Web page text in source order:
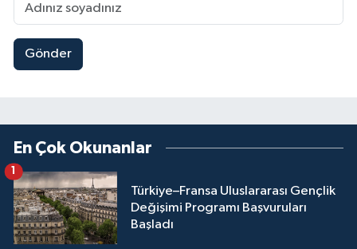
Gönder
En Çok Okunanlar
Türkiye–Fransa Uluslararası Gençlik
Değişimi Programı Başvuruları
Başladı
1